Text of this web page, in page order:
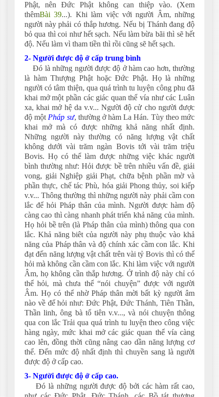
Phật, nên Đức Phật không can thiệp vào. (Xem
thêmBài 39...). Khi làm việc với người Âm, những
người này phải có thắp hương. Nếu bị Thánh đang độ
bỏ qua thì coi như hết sạch. Nếu làm bừa bãi thì sẽ hết
độ. Nếu làm vì tham tiền thì rồi cũng sẽ hết sạch.
2- Người được độ ở cấp trung bình
Đó là những người được độ ở hàm cao hơn, thường
là hàm Thượng Phật hoặc Đức Phật. Họ là những
người có tâm thiện, qua quá trình tu luyện công phu đã
khai mở một phần các giác quan thể vía như các Luân
xa, khai mở hệ da v.v... Người độ cử cho người được
độ một Pháp sư, thường ở hàm La Hán. Tùy theo mức
khai mở mà có được những khả năng nhất định.
Những người này thường có năng lượng vật chất
không dưới vài trăm ngàn Bovis tới vài trăm triệu
Bovis. Họ có thể làm được những việc khác người
bình thường như: Hỏi được bề trên nhiều vấn đề, giải
vong, giải Nghiệp giải Phạt, chữa bệnh phần mờ và
phần thực, chế tác Phù, hóa giải Phong thủy, soi kiếp
v.v... Thông thường thì những người này phải cầm con
lắc để hỏi Pháp thân của mình. Người được hàm độ
càng cao thì càng nhanh phát triển khả năng của mình.
Họ hỏi bề trên (là Pháp thân của mình) thông qua con
lắc. Khả năng biêt của người này phụ thuộc vào khả
năng của Pháp thân và độ chính xác cầm con lắc. Khi
đạt đến năng lượng vật chất trên vài tỷ Bovis thì có thể
hỏi mà không cần cầm con lắc. Khi làm việc với người
Âm, họ không cần thắp hương. Ở trình độ này chỉ có
thể hỏi, mà chưa thể “nói chuyện” được với người
Âm. Họ có thể nhờ Pháp thân mời bất kỳ người âm
nào về để hỏi như: Đức Phật, Đức Thánh, Tiên Thần,
Thần linh, ông bà tổ tiên v.v..., và nói chuyện thông
qua con lắc Trải qua quá trình tu luyện theo công việc
hàng ngày, mức khai mở các giác quan thể vía càng
cao lên, đồng thời cũng nâng cao dần năng lượng cơ
thể. Đến mức độ nhất định thì chuyền sang là người
được độ ở cấp cao.
3- Người được độ ở cấp cao.
Đó là những người được độ bởi các hàm rất cao,